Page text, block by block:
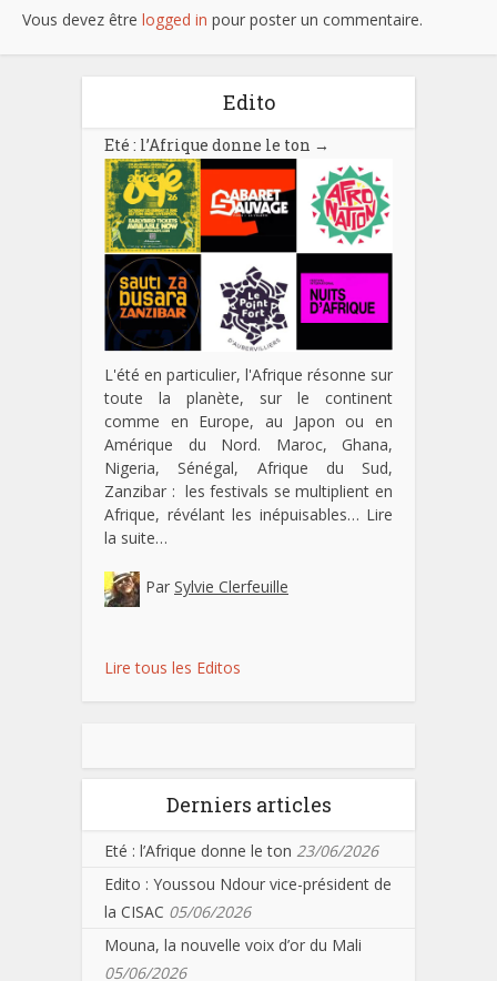
Vous devez être logged in pour poster un commentaire.
Edito
Eté : l’Afrique donne le ton →
L'été en particulier, l'Afrique résonne sur
toute la planète, sur le continent
comme en Europe, au Japon ou en
Amérique du Nord. Maroc, Ghana,
Nigeria, Sénégal, Afrique du Sud,
Zanzibar : les festivals se multiplient en
Afrique, révélant les inépuisables… Lire
la suite…
Par Sylvie Clerfeuille
Lire tous les Editos
Derniers articles
Eté : l’Afrique donne le ton 23/06/2026
Edito : Youssou Ndour vice-président de
la CISAC 05/06/2026
Mouna, la nouvelle voix d’or du Mali
05/06/2026